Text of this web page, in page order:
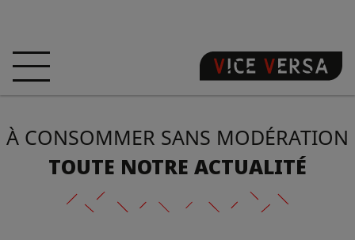
ACCUEIL CHAMBRES
OFFRES LOCALISATION
GARANTISSEZ
À CONSOMMER SANS MODÉRATION
TOUTE NOTRE ACTUALITÉ